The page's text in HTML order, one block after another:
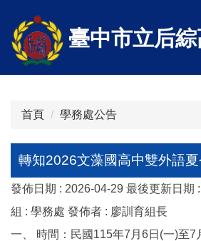
到
主
臺中市立后
首頁 學務處公告
轉知2026文藻國高中雙外語
發佈日期 : 2026-04-29 最後更新日期 :
組 : 學務處 發佈者 : 廖訓育組長
一、 時間：民國115年7月6日(一)至7